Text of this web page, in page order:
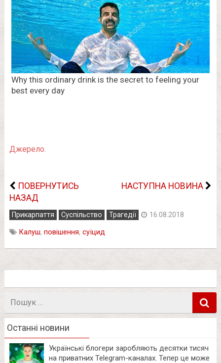
Джерело.
ПОВЕРНУТИСЬ
НАЗАД
НАСТУПНА НОВИНА
Прикарпаття Суспільство Трагедії 16.08.2018
Калуш, повішення, суїцид
Останні новини
Українські блогери заробляють десятки тисяч
на приватних Telegram-каналах. Тепер це може